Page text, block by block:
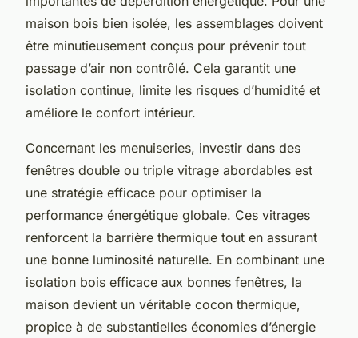
maison bois bien isolée, les assemblages doivent
être minutieusement conçus pour prévenir tout
passage d’air non contrôlé. Cela garantit une
isolation continue, limite les risques d’humidité et
améliore le confort intérieur.
Concernant les menuiseries, investir dans des
fenêtres double ou triple vitrage abordables est
une stratégie efficace pour optimiser la
performance énergétique globale. Ces vitrages
renforcent la barrière thermique tout en assurant
une bonne luminosité naturelle. En combinant une
isolation bois efficace aux bonnes fenêtres, la
maison devient un véritable cocon thermique,
propice à de substantielles économies d’énergie